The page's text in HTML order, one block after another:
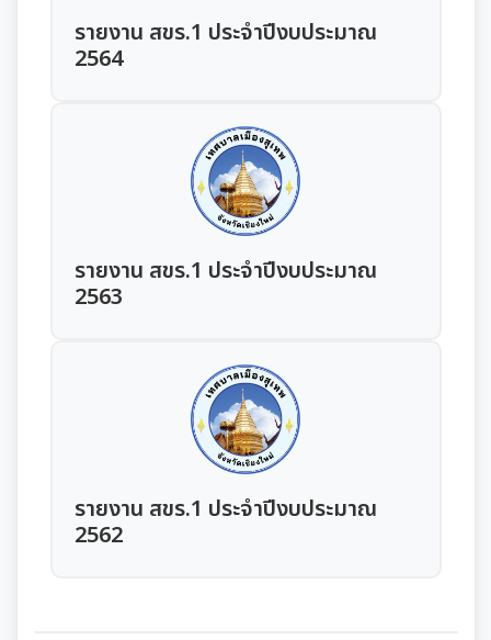
ประมวลจริยธรรมสำหรับเจ้าหน้าที่ของรัฐ
องค์กรสุขภาวะ (Happy Workplace)
รายงานผลการดำเนินการองค์กรสุขภาวะ
นโยบายไม่รับของขวัญ
การมีส่วนร่วมของผู้บริหาร
การเปิดโอกาสให้มีการส่วนร่วมในการดำเนินงานตาม
ภารกิจของหน่วยงาน
การประเมินความเสี่ยงการทุจริต
รายงานผลการดำเนินการตามแผนบริหารจัดการความ
เสี่ยงการทุจริต
รายงานผลการดำเนินการตามแผนการส่งเสริมวินัย
มาตรการตรวจสอบการใช้ดุลยพินิจ
เจตจำนงสุจริตของผู้บริหาร
การขับเคลื่อนนโยบาย No Gift Policy จากการปฏิบัติ
หน้าที่
หลักเกณฑ์การรับทรัพย์สินหรือประโยชน์อื่นใดโดย
ธรรมจรรยาของเจ้าพนักงานของรัฐ
การนำผลการประเมิน ITA ไปสู่การพัฒนาองค์กร
ความโปร่งใสภายในหน่วยงานประจำปี
มาตรการให้ผู้มีส่วนได้เสียมีส่วนร่วม
มาตรการส่งเสริมความโปร่งใสในการจัดซื้อ/จ้าง
มาตรการป้องกันการรับสินบน
แผนปฏิบัติการป้องกันการทุจริต
รายงานทางการเงิน
รายรับ-รายจ่ายประจำเดือน
งบแสดงฐานะการเงินประจำปี
รายงานผลการตรวจสอบงบการเงิน
ข้อมูลการดำเนินงานอื่นๆ
รายงานการประเมินประสิทธิภาพของ อปท. (LPA)
รายงานการประชุมต่างๆ
รายงานการประชุมพนักงาน
การประชุมพิจารณาการทบทวน เทศบัญญัติเทศบาล
โครงการอนุรักษ์พันธุกรรมพืชฯ
งานที่ 1 งานปกปักทรัพยากรท้องถิ่น
งานที่ 2 การสำรวจเก็บข้อมูลทรัพยากรท้องถิ่น
งานที่ 3 งานปลูกปักรักษาทรัพยากรท้องถิ่น
การบริหารจัดการสิ่งแวดล้อม
เมืองสิ่งแวดล้อมยั่งยืน
งานตรวจสอบภายใน
รายงาน สขร.1 ประจำปีงบประมาณ
2564
รายงาน สขร.1 ประจำปีงบประมาณ
2563
รายงาน สขร.1 ประจำปีงบประมาณ
2562